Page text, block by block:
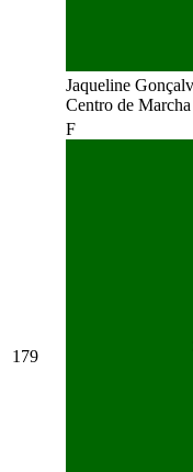
Jaqueline
Centro de
179
F